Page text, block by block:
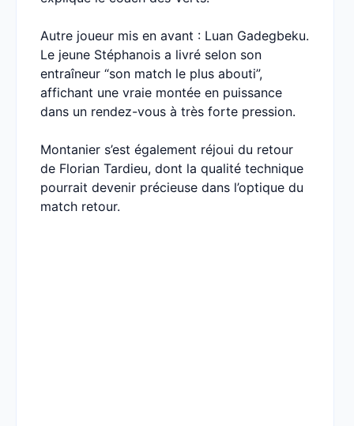
Autre joueur mis en avant : Luan Gadegbeku.
Le jeune Stéphanois a livré selon son
entraîneur “son match le plus abouti”,
affichant une vraie montée en puissance
dans un rendez-vous à très forte pression.
Montanier s’est également réjoui du retour
de Florian Tardieu, dont la qualité technique
pourrait devenir précieuse dans l’optique du
match retour.